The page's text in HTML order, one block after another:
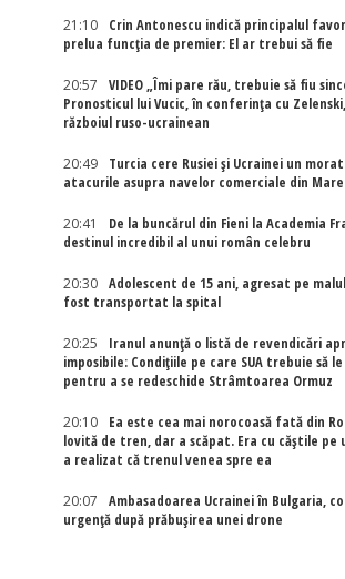
21:10
Crin Antonescu indică principalul
prelua funcția de premier: El ar trebui să fie
20:57
VIDEO „Îmi pare rău, trebuie să fiu
Pronosticul lui Vucic, în conferința cu
războiul ruso-ucrainean
20:49
Turcia cere Rusiei și Ucrainei un
atacurile asupra navelor comerciale din
20:41
De la buncărul din Fieni la Academia
destinul incredibil al unui român celebru
20:30
Adolescent de 15 ani, agresat pe
fost transportat la spital
20:25
Iranul anunță o listă de revendicări
imposibile: Condițiile pe care SUA trebuie să
pentru a se redeschide Strâmtoarea Ormuz
20:10
Ea este cea mai norocoasă fată din
lovită de tren, dar a scăpat. Era cu căștile pe
a realizat că trenul venea spre ea
20:07
Ambasadoarea Ucrainei în Bulgaria,
urgență după prăbușirea unei drone